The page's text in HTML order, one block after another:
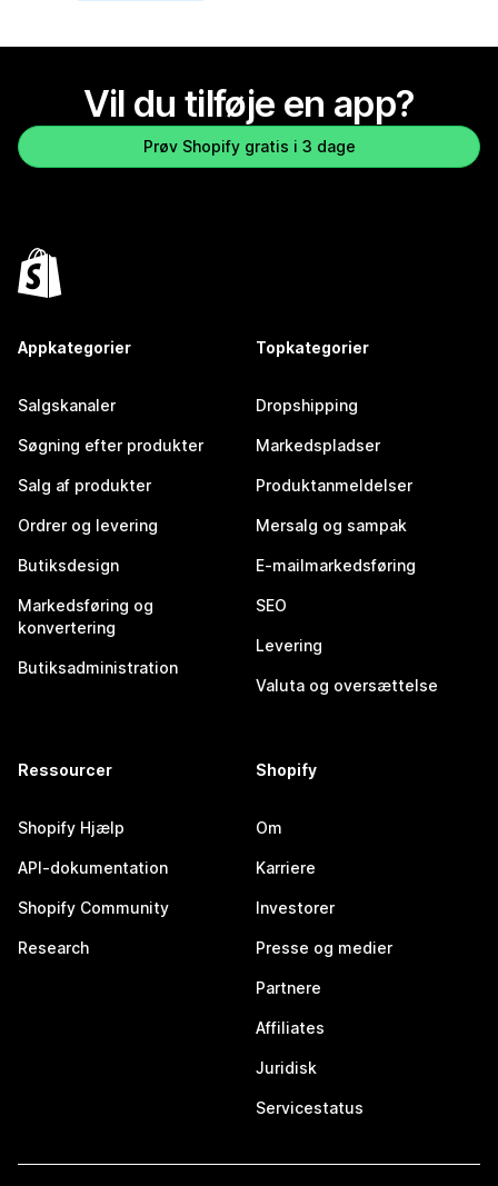
Vil du tilføje en app?
Prøv Shopify gratis i 3 dage
Appkategorier
Salgskanaler
Søgning efter produkter
Salg af produkter
Ordrer og levering
Butiksdesign
Markedsføring og
konvertering
Butiksadministration
Topkategorier
Dropshipping
Markedspladser
Produktanmeldelser
Mersalg og sampak
E-mailmarkedsføring
SEO
Levering
Valuta og oversættelse
Ressourcer
Shopify Hjælp
API-dokumentation
Shopify Community
Research
Shopify
Om
Karriere
Investorer
Presse og medier
Partnere
Affiliates
Juridisk
Servicestatus